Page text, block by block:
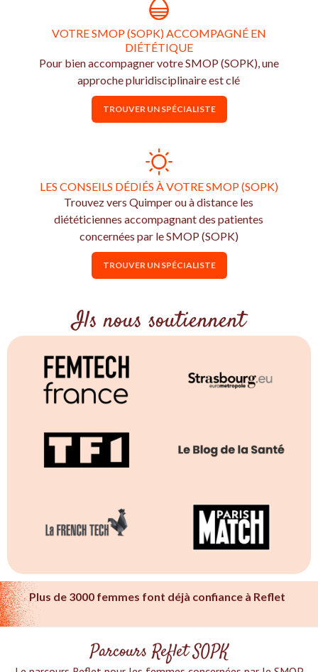
VOTRE SMOP (SOPK) ACCOMPAGNÉ EN
DIÉTÉTIQUE
Pour bien accompagner votre SMOP (SOPK), une
approche pluridisciplinaire est clé
TROUVER UN SPÉCIALISTE
LES CONSEILS DÉDIÉS À VOTRE SMOP (SOPK)
Trouvez vers Quimper ou à distance les
diététiciennes accompagnant des patientes
concernées par le SMOP (SOPK)
TROUVER UN SPÉCIALISTE
Ils nous soutiennent
Plus de 3000 femmes font déjà confiance à Reflet
Parcours Reflet SOPK